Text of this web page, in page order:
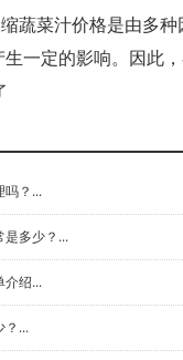
蔬菜汁价格是由多
一定的影响。因此
吗？...
是多少？...
介绍...
？...